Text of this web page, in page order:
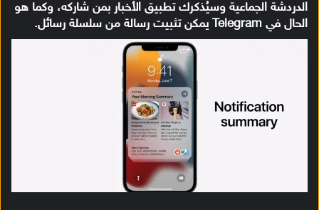
الدردشة الجماعية وسيُذكرك تطبيق الأخبار بمن شاركه، وكما هو
الحال في Telegram يمكن تثبيت رسالة من سلسلة رسائل.